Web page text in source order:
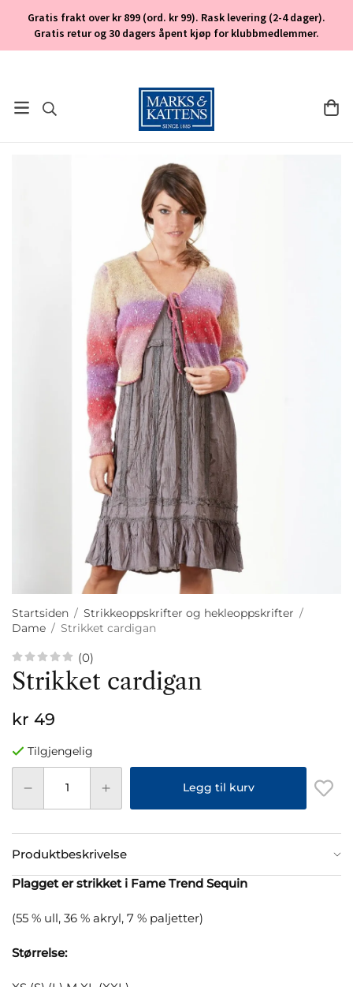
Gratis frakt over kr 899 (ord. kr 99). Rask levering (2-4 dager).
Gratis retur og 30 dagers åpent kjøp for klubbmedlemmer.
Startsiden / Strikkeoppskrifter og hekleoppskrifter /
Dame / Strikket cardigan
(0)
Strikket cardigan
kr 49
Tilgjengelig
Legg til kurv
Produktbeskrivelse
Plagget er strikket i Fame Trend Sequin
(55 % ull, 36 % akryl, 7 % paljetter)
Størrelse: